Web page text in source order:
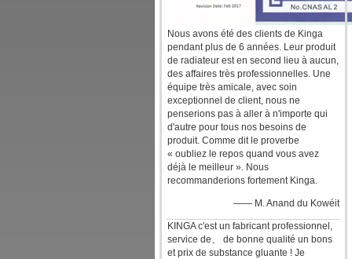
Nous avons été des clients de Kinga
pendant plus de 6 années. Leur produit
de radiateur est en second lieu à aucun,
des affaires très professionnelles. Une
équipe très amicale, avec soin
exceptionnel de client, nous ne
penserions pas à aller à n'importe qui
d'autre pour tous nos besoins de
produit. Comme dit le proverbe
« oubliez le repos quand vous avez
déjà le meilleur ». Nous
recommanderions fortement Kinga.
—— M. Anand du Kowéit
KINGA c'est un fabricant professionnel,
service de、 de bonne qualité un bons
et prix de substance gluante ! Je